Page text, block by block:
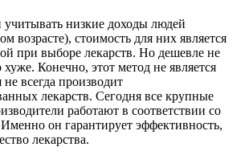
низкие доходы людей
возрасте), стоимость для них является
при выборе лекарств. Но дешевле не
хуже. Конечно, этот метод не является
всегда производит
лекарств. Сегодня все крупные
работают в соответствии со
он гарантирует эффективность,
лекарства.